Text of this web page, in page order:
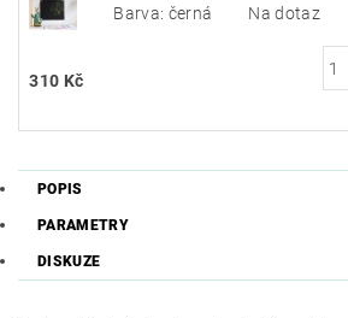
Barva: černá Na dotaz
310 Kč
POPIS
PARAMETRY
DISKUZE